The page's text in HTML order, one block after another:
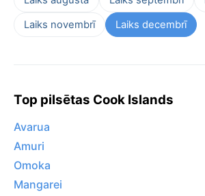
Laiks novembrī
Laiks decembrī
Top pilsētas Cook Islands
Avarua
Amuri
Omoka
Mangarei